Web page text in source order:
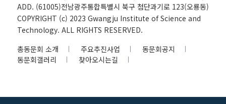
ADD. (61005)전남광주통합특별시 북구 첨단과기로 123(오룡동)
COPYRIGHT (c) 2023 Gwangju Institute of Science and
Technology. ALL RIGHTS RESERVED.
총동문회 소개
주요추진사업
동문회공지
동문회갤러리
찾아오시는길